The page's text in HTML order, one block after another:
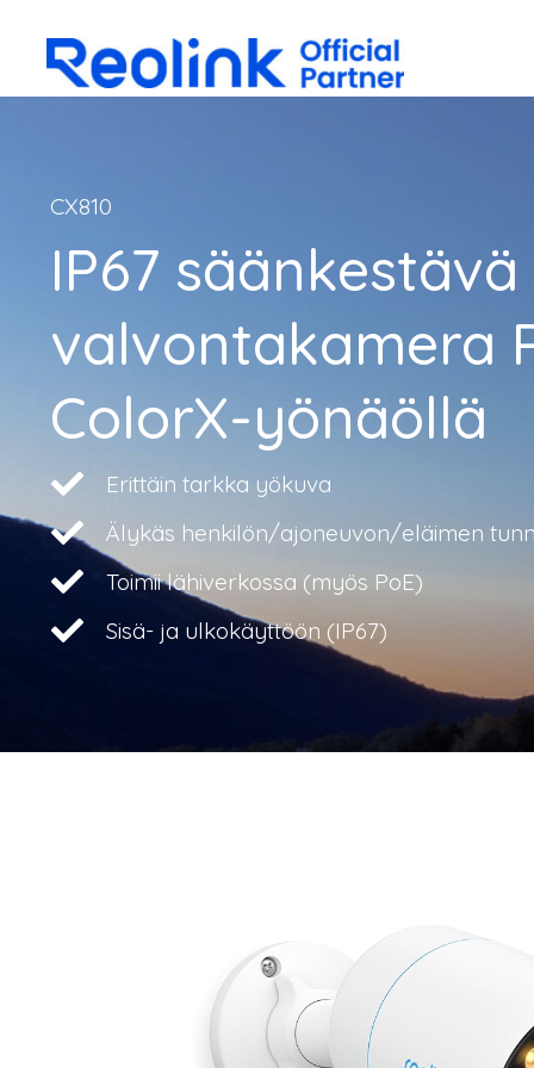
CX810
IP67 säänkestävä
valvontakamera
ColorX-yönäöllä
Erittäin tarkka yökuva
Älykäs henkilön/ajoneuvon/eläimen
Toimii lähiverkossa (myös PoE)
Sisä- ja ulkokäyttöön (IP67)